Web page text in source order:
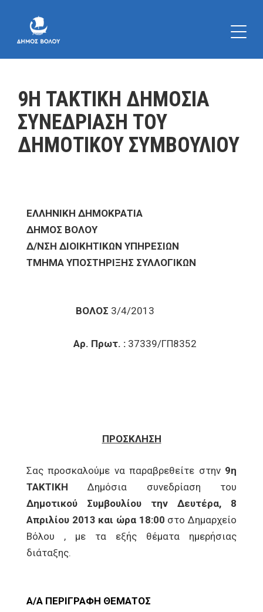
9Η ΤΑΚΤΙΚΗ ΔΗΜΟΣΙΑ
ΣΥΝΕΔΡΙΑΣΗ ΤΟΥ
ΔΗΜΟΤΙΚΟΥ ΣΥΜΒΟΥΛΙΟΥ
ΕΛΛΗΝΙΚΗ ΔΗΜΟΚΡΑΤΙΑ
ΔΗΜΟΣ ΒΟΛΟΥ
Δ/ΝΣΗ ΔΙΟΙΚΗΤΙΚΩΝ ΥΠΗΡΕΣΙΩΝ
ΤΜΗΜΑ ΥΠΟΣΤΗΡΙΞΗΣ ΣΥΛΛΟΓΙΚΩΝ
ΒΟΛΟΣ 3/4/2013
Αρ. Πρωτ. : 37339/ΓΠ8352
ΠΡΟΣΚΛΗΣΗ
Σας προσκαλούμε να παραβρεθείτε στην9η
ΤΑΚΤΙΚΗ Δημόσια συνεδρίαση του
Δημοτικού Συμβουλίου την Δευτέρα, 8
Απριλίου 2013 και ώρα 18:00 στο Δημαρχείο
Βόλου , με τα εξής θέματα ημερήσιας
διάταξης.
Α/Α ΠΕΡΙΓΡΑΦΗ ΘΕΜΑΤΟΣ